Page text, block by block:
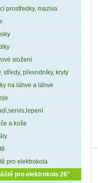
prostředky, maziva
složení
středy, převodníky, kryty
na láhve a láhve
a koše
pro elektrokola
pro elektrokola 26"